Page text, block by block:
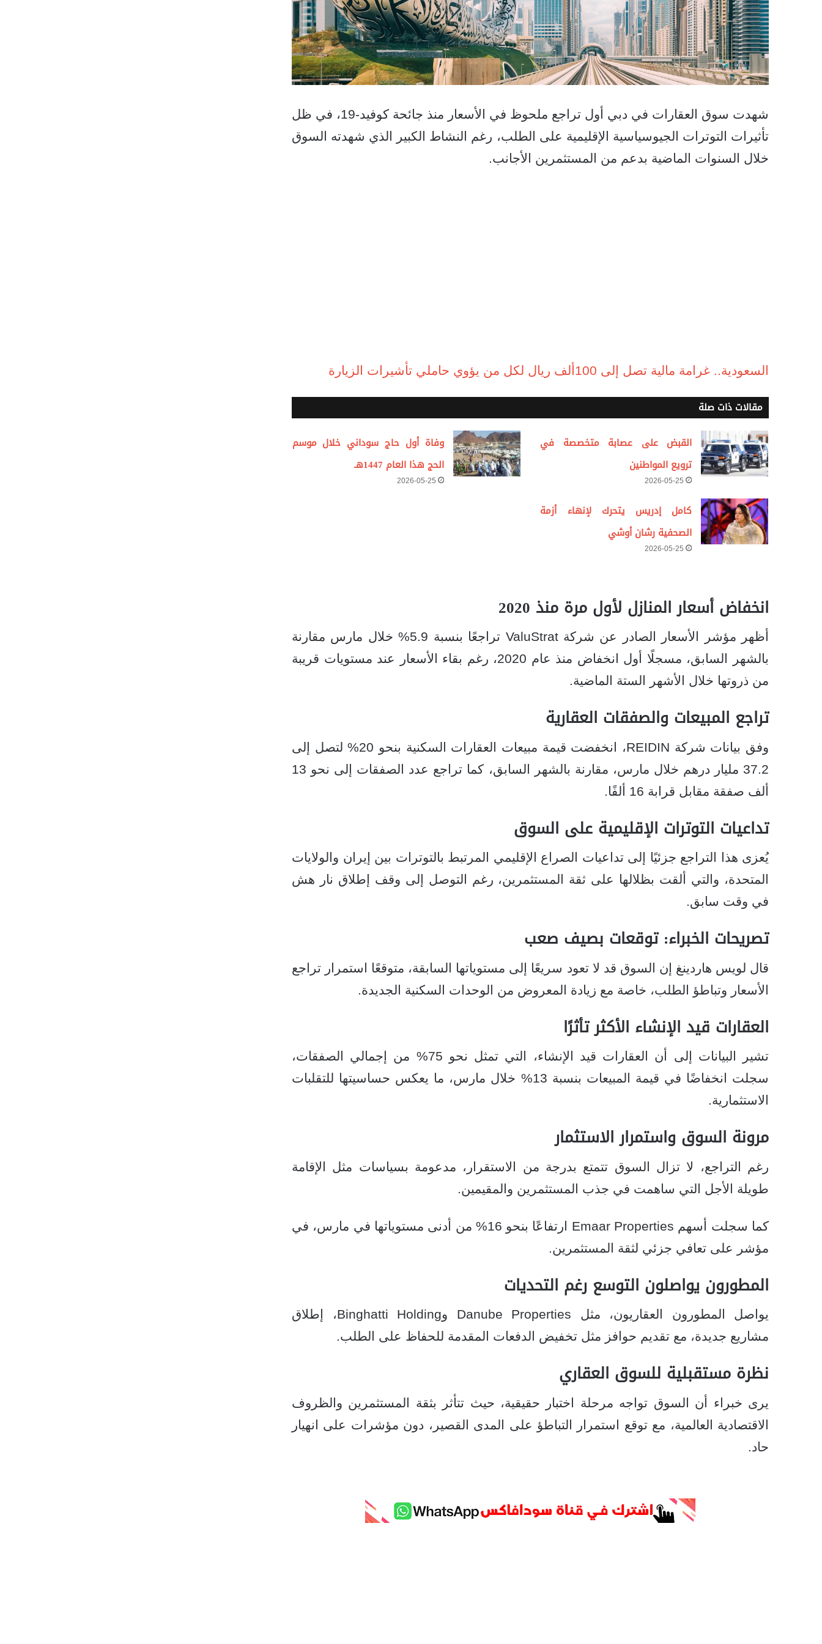
شهدت سوق العقارات في دبي أول تراجع ملحوظ في الأسعار منذ جائحة كوفيد-19، في ظل
تأثيرات التوترات الجيوسياسية الإقليمية على الطلب، رغم النشاط الكبير الذي شهدته السوق
خلال السنوات الماضية بدعم من المستثمرين الأجانب.
السعودية.. غرامة مالية تصل إلى 100ألف ريال لكل من يؤوي حاملي تأشيرات الزيارة
مقالات ذات صلة
القبض على عصابة متخصصة في
ترويع المواطنين
2026-05-25
وفاة أول حاج سوداني خلال موسم
الحج هذا العام 1447هـ
2026-05-25
كامل إدريس يتحرك لإنهاء أزمة
الصحفية رشان أوشي
2026-05-25
انخفاض أسعار المنازل لأول مرة منذ 2020
أظهر مؤشر الأسعار الصادر عن شركة ValuStrat تراجعًا بنسبة 5.9% خلال مارس مقارنة
بالشهر السابق، مسجلًا أول انخفاض منذ عام 2020، رغم بقاء الأسعار عند مستويات قريبة
من ذروتها خلال الأشهر الستة الماضية.
تراجع المبيعات والصفقات العقارية
وفق بيانات شركة REIDIN، انخفضت قيمة مبيعات العقارات السكنية بنحو 20% لتصل إلى
37.2 مليار درهم خلال مارس، مقارنة بالشهر السابق، كما تراجع عدد الصفقات إلى نحو 13
ألف صفقة مقابل قرابة 16 ألفًا.
تداعيات التوترات الإقليمية على السوق
يُعزى هذا التراجع جزئيًا إلى تداعيات الصراع الإقليمي المرتبط بالتوترات بين إيران والولايات
المتحدة، والتي ألقت بظلالها على ثقة المستثمرين، رغم التوصل إلى وقف إطلاق نار هش
في وقت سابق.
تصريحات الخبراء: توقعات بصيف صعب
قال لويس هاردينغ إن السوق قد لا تعود سريعًا إلى مستوياتها السابقة، متوقعًا استمرار تراجع
الأسعار وتباطؤ الطلب، خاصة مع زيادة المعروض من الوحدات السكنية الجديدة.
العقارات قيد الإنشاء الأكثر تأثرًا
تشير البيانات إلى أن العقارات قيد الإنشاء، التي تمثل نحو 75% من إجمالي الصفقات،
سجلت انخفاضًا في قيمة المبيعات بنسبة 13% خلال مارس، ما يعكس حساسيتها للتقلبات
الاستثمارية.
مرونة السوق واستمرار الاستثمار
رغم التراجع، لا تزال السوق تتمتع بدرجة من الاستقرار، مدعومة بسياسات مثل الإقامة
طويلة الأجل التي ساهمت في جذب المستثمرين والمقيمين.
كما سجلت أسهم Emaar Properties ارتفاعًا بنحو 16% من أدنى مستوياتها في مارس، في
مؤشر على تعافي جزئي لثقة المستثمرين.
المطورون يواصلون التوسع رغم التحديات
يواصل المطورون العقاريون، مثل Danube Properties وBinghatti Holding، إطلاق
مشاريع جديدة، مع تقديم حوافز مثل تخفيض الدفعات المقدمة للحفاظ على الطلب.
نظرة مستقبلية للسوق العقاري
يرى خبراء أن السوق تواجه مرحلة اختبار حقيقية، حيث تتأثر بثقة المستثمرين والظروف
الاقتصادية العالمية، مع توقع استمرار التباطؤ على المدى القصير، دون مؤشرات على انهيار
حاد.